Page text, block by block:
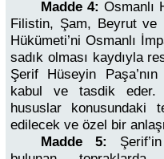
Madde 4: Osmanlı
Filistin, Şam, Beyrut ve
Hükümeti’ni Osmanlı
sadık olması kaydıyla
Şerif Hüseyin
kabul ve tasdik eder.
hususlar konusundaki
edilecek ve özel bir
Madde 5: